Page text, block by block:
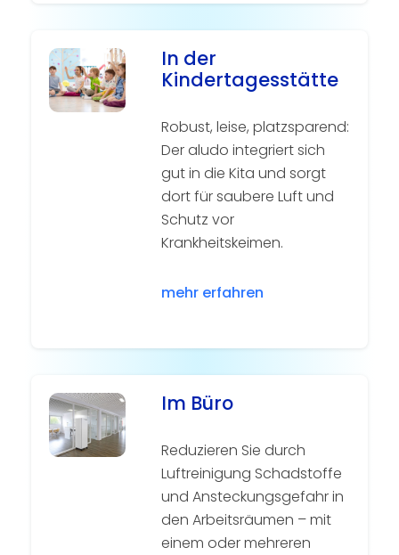
In der
Kindertagesstätte
Robust, leise, platzsparend:
Der aludo integriert sich
gut in die Kita und sorgt
dort für saubere Luft und
Schutz vor
Krankheitskeimen.
mehr erfahren
Im Büro
Reduzieren Sie durch
Luftreinigung Schadstoffe
und Ansteckungsgefahr in
den Arbeitsräumen – mit
einem oder mehreren